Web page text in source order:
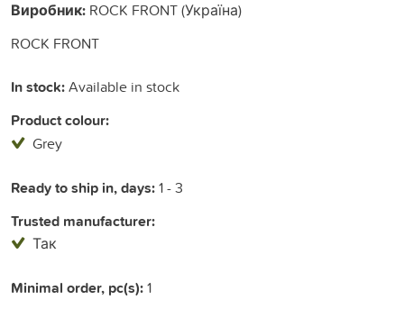
Виробник: ROCK FRONT (Україна)
ROCK FRONT
In stock:Available in stock
Product colour:
Grey
Ready to ship in, days:1 - 3
Trusted manufacturer:
Так
Minimal order, pc(s):1